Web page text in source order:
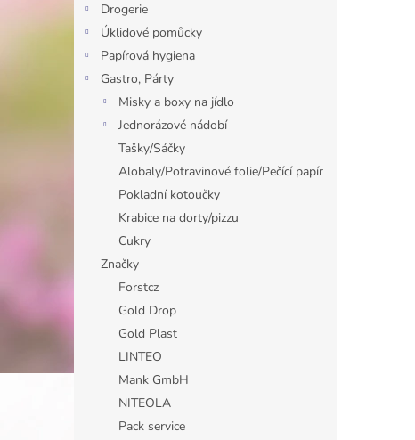
Drogerie
Úklidové pomůcky
Papírová hygiena
Gastro, Párty
Misky a boxy na jídlo
Jednorázové nádobí
Tašky/Sáčky
Alobaly/Potravinové folie/Pečící papír
Pokladní kotoučky
Krabice na dorty/pizzu
Cukry
Značky
Forstcz
Gold Drop
Gold Plast
LINTEO
Mank GmbH
NITEOLA
Pack service